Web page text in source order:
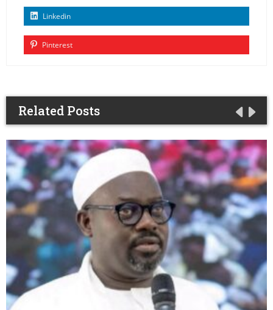
Linkedin
Pinterest
Related Posts